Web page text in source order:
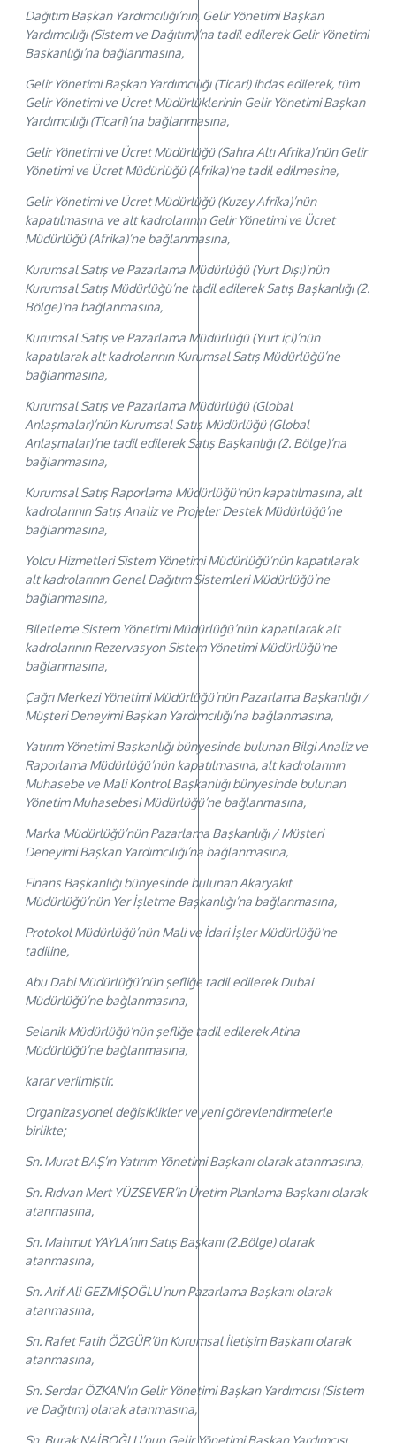
Dağıtım Başkan Yardımcılığı’nın, Gelir Yönetimi Başkan
Yardımcılığı (Sistem ve Dağıtım)’na tadil edilerek Gelir Yönetimi
Başkanlığı’na bağlanmasına,
Gelir Yönetimi Başkan Yardımcılığı (Ticari) ihdas edilerek, tüm
Gelir Yönetimi ve Ücret Müdürlüklerinin Gelir Yönetimi Başkan
Yardımcılığı (Ticari)’na bağlanmasına,
Gelir Yönetimi ve Ücret Müdürlüğü (Sahra Altı Afrika)’nün Gelir
Yönetimi ve Ücret Müdürlüğü (Afrika)’ne tadil edilmesine,
Gelir Yönetimi ve Ücret Müdürlüğü (Kuzey Afrika)’nün
kapatılmasına ve alt kadrolarının Gelir Yönetimi ve Ücret
Müdürlüğü (Afrika)’ne bağlanmasına,
Kurumsal Satış ve Pazarlama Müdürlüğü (Yurt Dışı)’nün
Kurumsal Satış Müdürlüğü’ne tadil edilerek Satış Başkanlığı (2.
Bölge)’na bağlanmasına,
Kurumsal Satış ve Pazarlama Müdürlüğü (Yurt içi)’nün
kapatılarak alt kadrolarının Kurumsal Satış Müdürlüğü’ne
bağlanmasına,
Kurumsal Satış ve Pazarlama Müdürlüğü (Global
Anlaşmalar)’nün Kurumsal Satış Müdürlüğü (Global
Anlaşmalar)’ne tadil edilerek Satış Başkanlığı (2. Bölge)’na
bağlanmasına,
Kurumsal Satış Raporlama Müdürlüğü’nün kapatılmasına, alt
kadrolarının Satış Analiz ve Projeler Destek Müdürlüğü’ne
bağlanmasına,
Yolcu Hizmetleri Sistem Yönetimi Müdürlüğü’nün kapatılarak
alt kadrolarının Genel Dağıtım Sistemleri Müdürlüğü’ne
bağlanmasına,
Biletleme Sistem Yönetimi Müdürlüğü’nün kapatılarak alt
kadrolarının Rezervasyon Sistem Yönetimi Müdürlüğü’ne
bağlanmasına,
Çağrı Merkezi Yönetimi Müdürlüğü’nün Pazarlama Başkanlığı /
Müşteri Deneyimi Başkan Yardımcılığı’na bağlanmasına,
Yatırım Yönetimi Başkanlığı bünyesinde bulunan Bilgi Analiz ve
Raporlama Müdürlüğü’nün kapatılmasına, alt kadrolarının
Muhasebe ve Mali Kontrol Başkanlığı bünyesinde bulunan
Yönetim Muhasebesi Müdürlüğü’ne bağlanmasına,
Marka Müdürlüğü’nün Pazarlama Başkanlığı / Müşteri
Deneyimi Başkan Yardımcılığı’na bağlanmasına,
Finans Başkanlığı bünyesinde bulunan Akaryakıt
Müdürlüğü’nün Yer İşletme Başkanlığı’na bağlanmasına,
Protokol Müdürlüğü’nün Mali ve İdari İşler Müdürlüğü’ne
tadiline,
Abu Dabi Müdürlüğü’nün şefliğe tadil edilerek Dubai
Müdürlüğü’ne bağlanmasına,
Selanik Müdürlüğü’nün şefliğe tadil edilerek Atina
Müdürlüğü’ne bağlanmasına,
karar verilmiştir.
Organizasyonel değişiklikler ve yeni görevlendirmelerle
birlikte;
Sn. Murat BAŞ’ın Yatırım Yönetimi Başkanı olarak atanmasına,
Sn. Rıdvan Mert YÜZSEVER’in Üretim Planlama Başkanı olarak
atanmasına,
Sn. Mahmut YAYLA’nın Satış Başkanı (2.Bölge) olarak
atanmasına,
Sn. Arif Ali GEZMİŞOĞLU’nun Pazarlama Başkanı olarak
atanmasına,
Sn. Rafet Fatih ÖZGÜR’ün Kurumsal İletişim Başkanı olarak
atanmasına,
Sn. Serdar ÖZKAN’ın Gelir Yönetimi Başkan Yardımcısı (Sistem
ve Dağıtım) olarak atanmasına,